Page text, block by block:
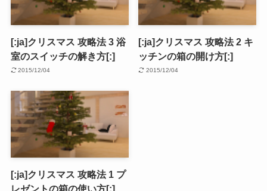
[:ja]クリスマス 攻略法 3 浴
室のスイッチの解き方[:]
2015/12/04
[:ja]クリスマス 攻略法 2 キ
ッチンの箱の開け方[:]
2015/12/04
[:ja]クリスマス 攻略法 1 プ
レゼントの箱の使い方[:]